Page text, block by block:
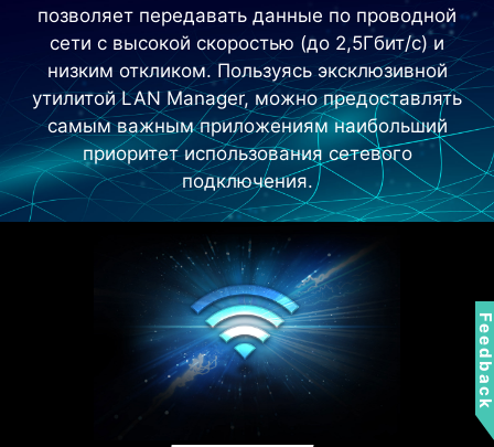
позволяет передавать данные по проводной
сети с высокой скоростью (до 2,5Гбит/с) и
низким откликом. Пользуясь эксклюзивной
утилитой LAN Manager, можно предоставлять
самым важным приложениям наибольший
приоритет использования сетевого
подключения.